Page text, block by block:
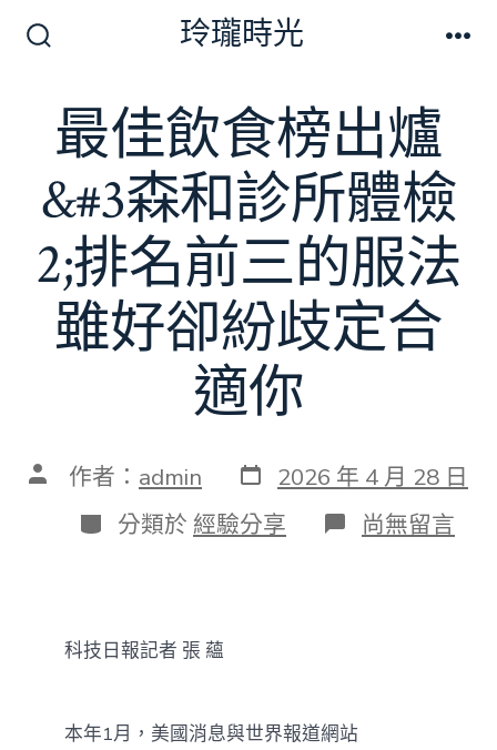
換
開
玲瓏時光
最佳飲食榜出爐
&#3森和診所體檢
2;排名前三的服法
雖好卻紛歧定合
適你
文 作者： admin 發
表
日
期
2026 年 4 月 28 日
分
類
分類於 經驗分享 在
〈最
尚無留言
科技日報記者 張 蘊
本年1月，美國消息與世界報道網站